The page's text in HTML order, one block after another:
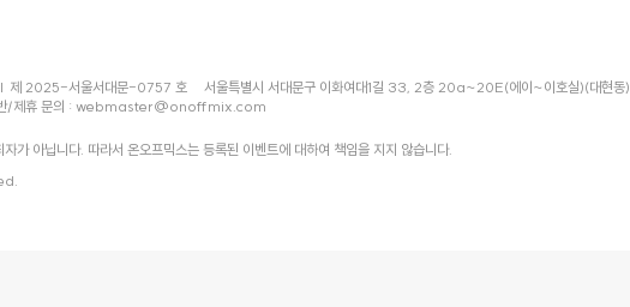
제 2025-서울서대문-0757 호
서울특별시 서대문구 이화여대1길 33, 2층 20a~20E(에이~이호실)(대현동)
/제휴 문의 : webmaster@onoffmix.com
가 아닙니다. 따라서 온오프믹스는 등록된 이벤트에 대하여 책임을 지지 않습니다.